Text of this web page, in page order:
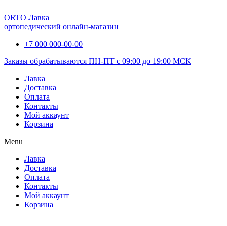
ORTO Лавка
ортопедический онлайн-магазин
+7 000 000-00-00
Заказы обрабатываются ПН-ПТ с 09:00 до 19:00 МСК
Лавка
Доставка
Оплата
Контакты
Мой аккаунт
Корзина
Menu
Лавка
Доставка
Оплата
Контакты
Мой аккаунт
Корзина